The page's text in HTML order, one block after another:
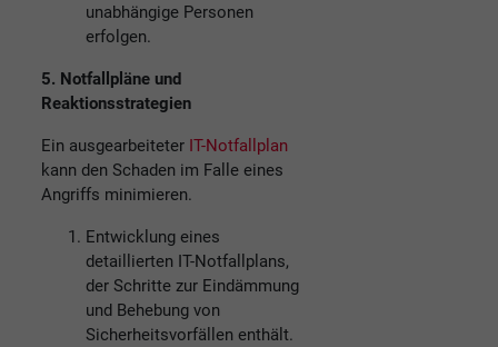
unabhängige Personen
erfolgen.
5. Notfallpläne und
Reaktionsstrategien
Ein ausgearbeiteter IT-Notfallplan
kann den Schaden im Falle eines
Angriffs minimieren.
Entwicklung eines
detaillierten IT-Notfallplans,
der Schritte zur Eindämmung
und Behebung von
Sicherheitsvorfällen enthält.